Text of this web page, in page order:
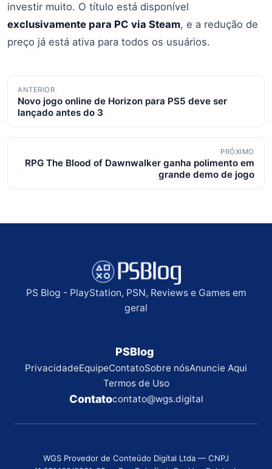
investir muito. O título está disponível
exclusivamente para PC via Steam, e a redução de
preço já está ativa para todos os usuários.
Navegação
de
posts
ANTERIOR
Novo jogo online de Horizon para PS5 deve ser
lançado antes do 3
PRÓXIMO
RPG The Blood of Dawnwalker ganha polimento em
grande demo de jogo
PS Blog - PlayStation, PSN, Reviews e Games em
geral
PSBlog
PrivacidadeEquipeContatoSobre nósAnuncie Aqui
Termos de Uso
Contatocontato@wgs.digital
WGS Provedor de Conteúdo Digital Ltda — CNPJ